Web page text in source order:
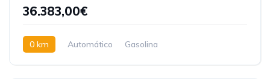
36.383,00€
0 km Automático
Gasolina